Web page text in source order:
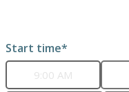
Start time*
9:00 AM